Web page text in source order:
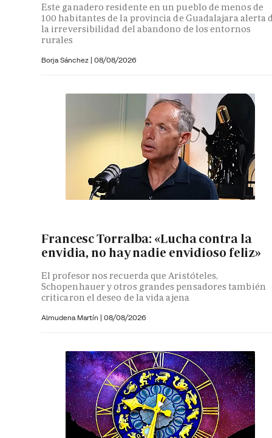
Este ganadero residente en un pueblo de menos de
100 habitantes de la provincia de Guadalajara alerta
la irreversibilidad del abandono de los entornos
rurales
Borja Sánchez | 08/08/2026
Francesc Torralba: «Lucha contra la
envidia, no hay nadie envidioso feliz»
El profesor nos recuerda que Aristóteles,
Schopenhauer y otros grandes pensadores también
criticaron el deseo de la vida ajena
Almudena Martín | 08/08/2026